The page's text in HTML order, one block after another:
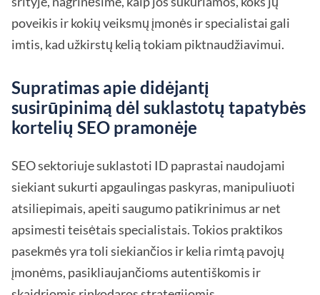
poveikis ir kokių veiksmų įmonės ir specialistai gali
imtis, kad užkirstų kelią tokiam piktnaudžiavimui.
Supratimas apie didėjantį
susirūpinimą dėl suklastotų tapatybės
kortelių SEO pramonėje
SEO sektoriuje suklastoti ID paprastai naudojami
siekiant sukurti apgaulingas paskyras, manipuliuoti
atsiliepimais, apeiti saugumo patikrinimus ar net
apsimesti teisėtais specialistais. Tokios praktikos
pasekmės yra toli siekiančios ir kelia rimtą pavojų
įmonėms, pasikliaujančioms autentiškomis ir